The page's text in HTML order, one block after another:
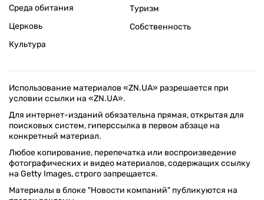
Среда обитания
Церковь
Культура
Туризм
Собственность
Использование материалов «ZN.UA» разрешается при
условии ссылки на «ZN.UA».
Для интернет-изданий обязательна прямая, открытая для
поисковых систем, гиперссылка в первом абзаце на
конкретный материал.
Любое копирование, перепечатка или воспроизведение
фотографических и видео материалов, содержащих ссылку
на Getty Images, строго запрещается.
Материалы в блоке "Новости компаний" публикуются на